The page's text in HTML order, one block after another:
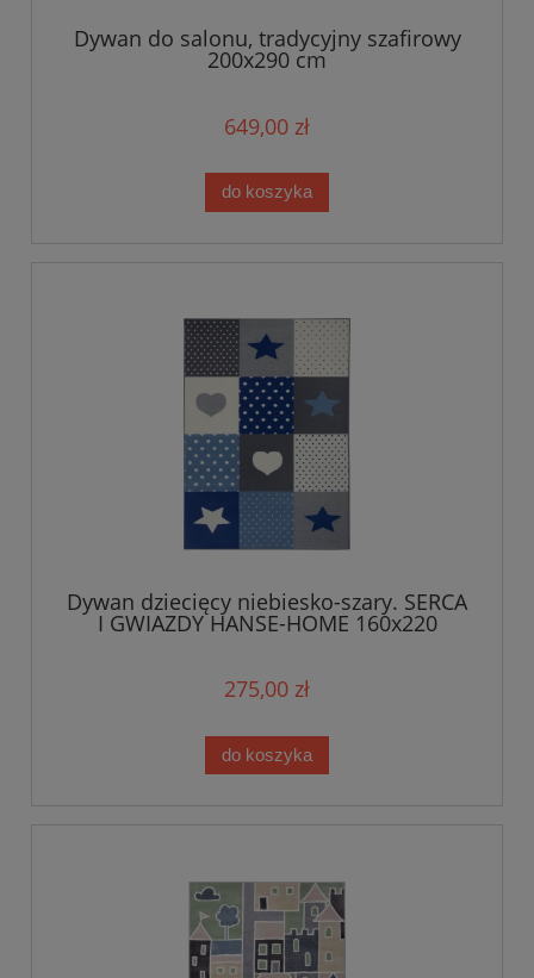
Dywan do salonu, tradycyjny szafirowy
200x290 cm
649,00 zł
do koszyka
Dywan dziecięcy niebiesko-szary. SERCA
I GWIAZDY HANSE-HOME 160x220
275,00 zł
do koszyka